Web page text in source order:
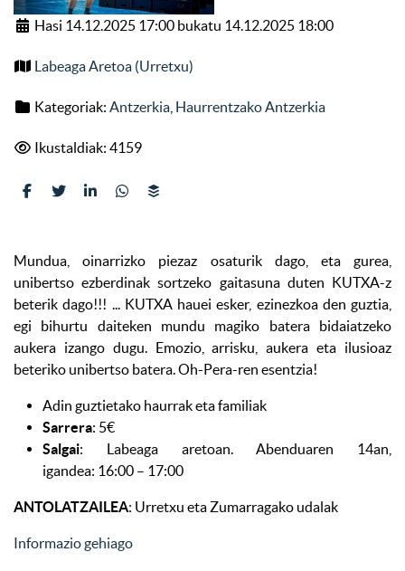
Hasi 14.12.2025 17:00 bukatu 14.12.2025 18:00
Labeaga Aretoa (Urretxu)
Kategoriak: Antzerkia Haurrentzako Antzerkia
Ikustaldiak: 4159
Mundua, oinarrizko piezaz osaturik dago, eta gurea,
unibertso ezberdinak sortzeko gaitasuna duten KUTXA-z
beterik dago!!! ... KUTXA hauei esker, ezinezkoa den guztia,
egi bihurtu daiteken mundu magiko batera bidaiatzeko
aukera izango dugu. Emozio, arrisku, aukera eta ilusioaz
beteriko unibertso batera. Oh-Pera-ren esentzia!
Adin guztietako haurrak eta familiak
Sarrera: 5€
Salgai: Labeaga aretoan. Abenduaren 14an,
igandea: 16:00 – 17:00
ANTOLATZAILEA: Urretxu eta Zumarragako udalak
Informazio gehiago